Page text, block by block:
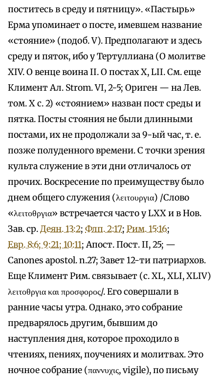
поститесь в среду и пятницу». «Пастырь»
Ерма упоминает о посте, имевшем название
«стояние» (подоб. V). Предполагают и здесь
среду и пяток, ибо у Тертуллиана (О молитве
XIV. О венце воина II. О постах X, LII. См. еще
Климент Ал. Strom. VI, 2-5; Ориген — на Лев.
том. Х с. 2) «стоянием» назван пост среды и
пятка. Посты стояния не были длинными
постами, их не продолжали за 9-ый час, т. е.
позже полуденного времени. С точки зрения
культа служение в эти дни отличалось от
прочих. Воскресение по преимуществу было
днем общего служения (λειτουργια) /Слово
«λειτοθργια» встречается часто у LXX и в Нов.
Зав. ср.Деян. 13:2; Флп. 2:17; Рим. 15:16;
Евр. 8:6; 9:21; 10:11; Апост. Пост. II, 25; —
Canones apostol. n.27; Завет 12-ти патриархов.
Еще Климент Рим. связывает (с. XL, XLI, XLIV)
λειτοθργια και προσφορος/. Его совершали в
ранние часы утра. Однако, это собрание
предварялось другим, бывшим до
наступления дня, которое проходило в
чтениях, пениях, поучениях и молитвах. Это
ночное собрание (παννυχις, vigile), по письму